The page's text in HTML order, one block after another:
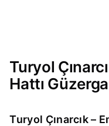
Turyol
Hattı
Turyol Çınarcık –